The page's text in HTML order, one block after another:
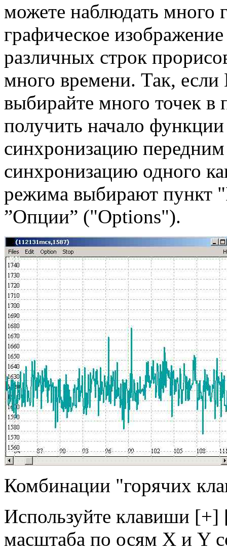
можете наблюдать много
графическое
различных строк
много времени. Так,
выбирайте много точек в
получить начало
синхронизацию
синхронизацию одного
режима выбирают
”Опции” ("Options").
Комбинации "горячих
Используйте клавиши
масштаба по осям X и Y